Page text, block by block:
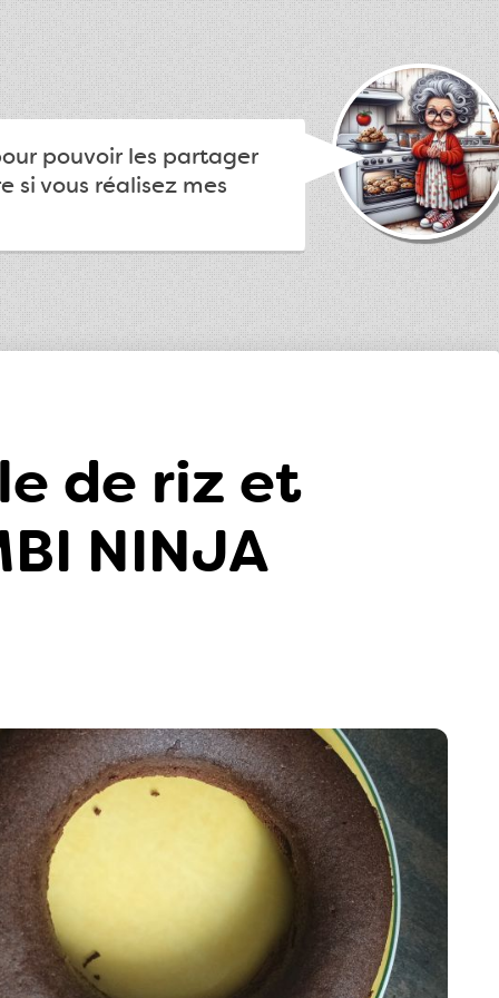
pouvoir les partager
si vous réalisez mes
de riz et
NINJA